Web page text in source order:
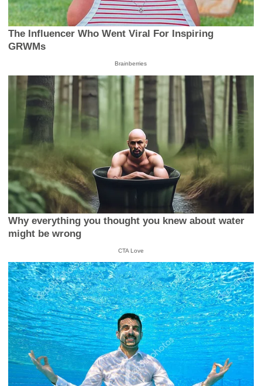
The Influencer Who Went Viral For Inspiring
GRWMs
Brainberries
Why everything you thought you knew about water
might be wrong
CTA Love